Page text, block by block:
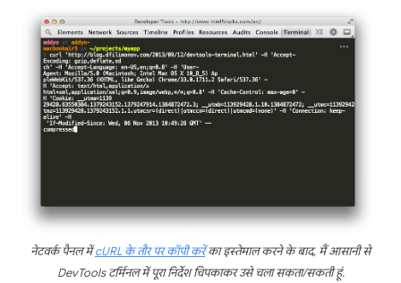
नेटवर्क पैनल मेंcURL के तौर पर कॉपी करेंका इस्तेमाल करने के बाद, मैं आसानी से
DevTools टर्मिनल में पूरा निर्देश चिपकाकर उसे चला सकता/सकती हूं.